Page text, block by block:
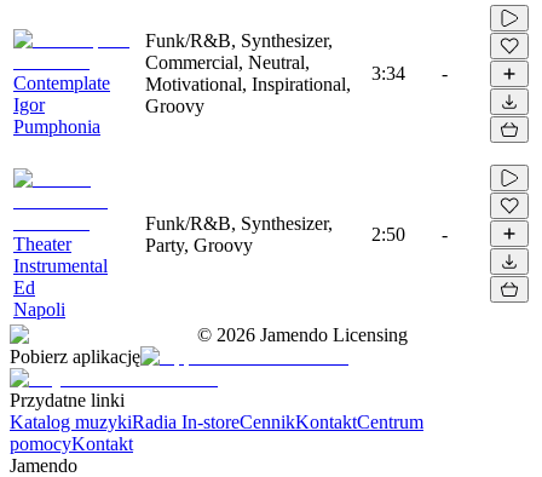
Contemplate
Igor
Pumphonia
Funk/R&B, Synthesizer,
Commercial, Neutral,
Motivational, Inspirational,
Groovy
3:34 -
Theater
Instrumental
Ed
Napoli
Funk/R&B, Synthesizer,
Party, Groovy
2:50 -
© 2026 Jamendo Licensing
Pobierz aplikację
Przydatne linki
Katalog muzykiRadia In-storeCennikKontaktCentrum
pomocyKontakt
Jamendo